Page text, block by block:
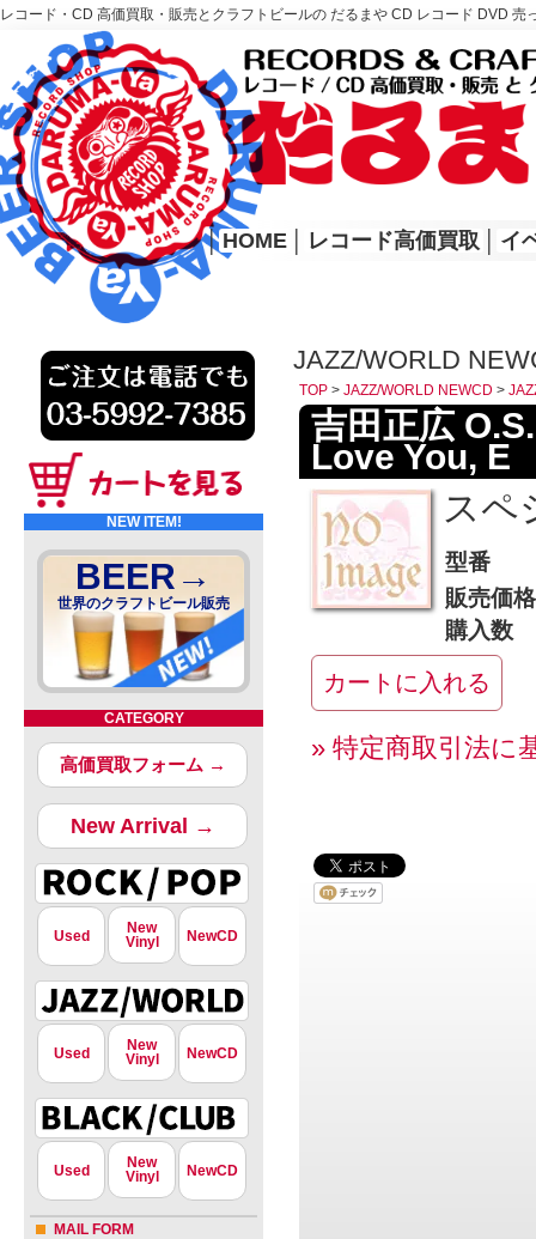
レコード・CD 高価買取・販売とクラフトビールの だるまや CD レコード DVD
レコード高価買取はこちら
HOME
│ HOME レコード高価買取 イ
NEW ITEM!
BEER→
世界のクラフトビール販売
CATEGORY
高価買取フォーム →
New Arrival →
Used
New
Vinyl
NewCD
Used
New
Vinyl
NewCD
Used
New
Vinyl
NewCD
MAIL FORM
JAZZ/WORLD
TOP > JAZZ/WORLD NEWCD >
吉田正広
Love You, E
スペ
型番
販売価格
購入数
» 特定商取引法に